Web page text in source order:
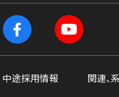
中途採用情報 関連、